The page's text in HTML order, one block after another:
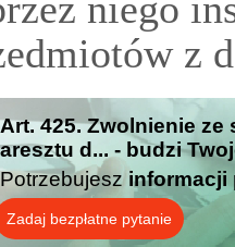
z
Art. 425. Zwolnienie
aresztu d... - budzi
Potrzebujesz informacji
Zadaj bezpłatne pytanie